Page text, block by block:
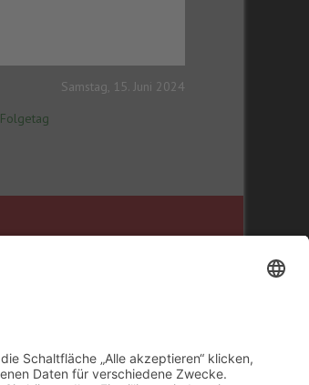
Samstag, 15. Juni 2024
Folgetag